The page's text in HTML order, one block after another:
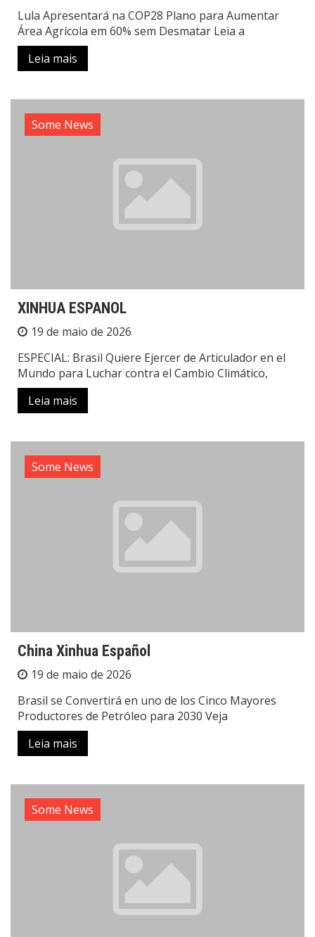
Lula Apresentará na COP28 Plano para Aumentar
Área Agrícola em 60% sem Desmatar Leia a
Leia mais
Some News
XINHUA ESPANOL
19 de maio de 2026
ESPECIAL: Brasil Quiere Ejercer de Articulador en el
Mundo para Luchar contra el Cambio Climático,
Leia mais
Some News
China Xinhua Español
19 de maio de 2026
Brasil se Convertirá en uno de los Cinco Mayores
Productores de Petróleo para 2030 Veja
Leia mais
Some News